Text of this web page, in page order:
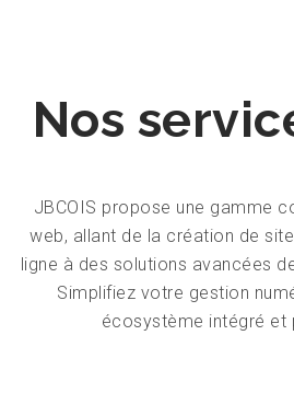
Nos
JBCOIS propose une gamme
web, allant de la création de
ligne à des solutions avancées
Simplifiez votre gestion
écosystème intégré et